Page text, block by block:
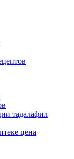
тадалафил
цена